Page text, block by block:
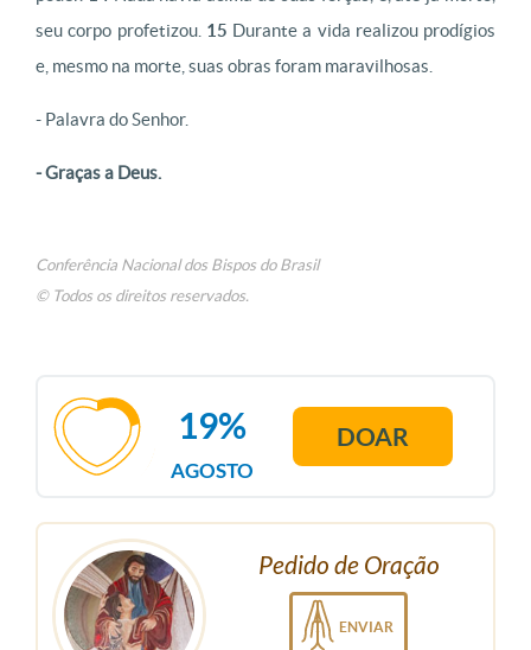
seu corpo profetizou. 15 Durante a vida realizou prodígios
e, mesmo na morte, suas obras foram maravilhosas.
- Palavra do Senhor.
- Graças a Deus.
Conferência Nacional dos Bispos do Brasil
© Todos os direitos reservados.
AGOSTO
19% DOAR
Pedido de Oração
ENVIAR